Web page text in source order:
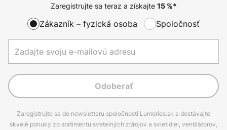
Zaregistrujte sa teraz a získajte 15%*
Zákazník – fyzická osoba Spoločnosť
Odoberať
Zaregistrujte sa do newsletteru spoločnosti Lumories.sk a dostávajte
skvelé ponuky zo sortimentu svetelných zdrojov a svietidiel, ventilátorov,